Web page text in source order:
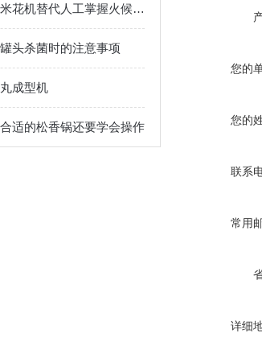
全自动爆米花机替代人工掌握火候，提高效率
头杀菌时的注意事项
成型机
适的松香锅还要学会操作
您的
您的
联系
常用
详细